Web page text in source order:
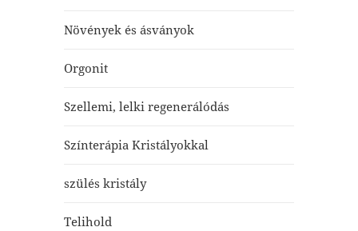
Növények és ásványok
Orgonit
Szellemi, lelki regenerálódás
Színterápia Kristályokkal
szülés kristály
Telihold